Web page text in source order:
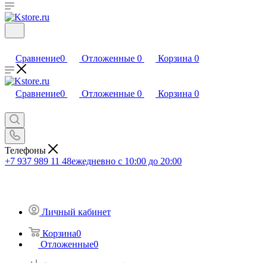
Сравнение0 Отложенные 0 Корзина 0
Сравнение0 Отложенные 0 Корзина 0
Телефоны
+7 937 989 11 48ежедневно с 10:00 до 20:00
Личный кабинет
Корзина0
Отложенные0